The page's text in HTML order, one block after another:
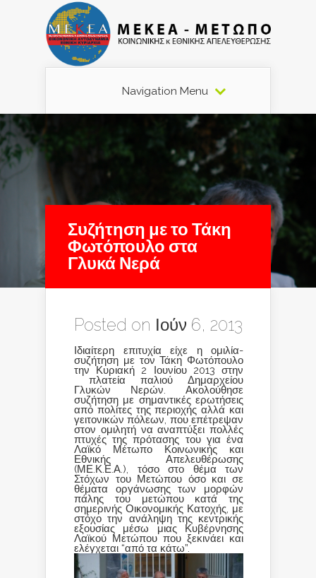
Navigation Menu
Συζήτηση με το Τάκη
Φωτόπουλο στα
Γλυκά Νερά
Posted on Ιούν 6, 2013
Ιδιαίτερη επιτυχία είχε η ομιλία-
συζήτηση με τον Τάκη Φωτόπουλο
την Κυριακή 2 Ιουνίου 2013 στην
πλατεία παλιού Δημαρχείου
Γλυκών Νερών. Ακολούθησε
συζήτηση με σημαντικές ερωτήσεις
από πολίτες της περιοχής αλλά και
γειτονικών πόλεων, που επέτρεψαν
στον ομιλητή να αναπτύξει πολλές
πτυχές της πρότασης του για ένα
Λαϊκό Μέτωπο Κοινωνικής και
Εθνικής Απελευθέρωσης
(ΜΕ.Κ.Ε.Α.), τόσο στο θέμα των
Στόχων του Μετώπου όσο και σε
θέματα οργάνωσης των μορφών
πάλης του μετώπου κατά της
σημερινής Οικονομικής Κατοχής, με
στόχο την ανάληψη της κεντρικής
εξουσίας μέσω μιας Κυβέρνησης
Λαϊκού Μετώπου που ξεκινάει και
ελέγχεται “από τα κάτω”.